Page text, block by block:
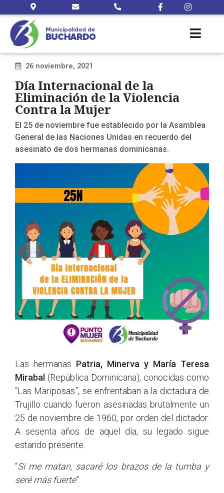
26 noviembre, 2021
Día Internacional de la
Eliminación de la Violencia
Contra la Mujer
El 25 de noviembre fue establecido por la Asamblea
General de las Naciones Unidas en recuerdo del
asesinato de dos hermanas dominicanas.
Las hermanas Patria, Minerva y María Teresa
Mirabal (República Dominicana), conocidas como
“Las Mariposas”, se enfrentaban a la dictadura de
Trujillo cuando fueron asesinadas brutalmente un
25 de noviembre de 1960, por orden del dictador.
A sesenta años de aquel día, su legado sigue
estando presente.
“Si me matan, sacaré los brazos de la tumba y
seré más fuerte”